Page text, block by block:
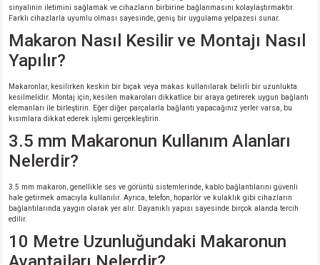
sinyalinin iletimini sağlamak ve cihazların birbirine bağlanmasını kolaylaştırmaktır.
Farklı cihazlarla uyumlu olması sayesinde, geniş bir uygulama yelpazesi sunar.
Makaron Nasıl Kesilir ve Montajı Nasıl
Yapılır?
Makaronlar, kesilirken keskin bir bıçak veya makas kullanılarak belirli bir uzunlukta
kesilmelidir. Montaj için, kesilen makaroları dikkatlice bir araya getirerek uygun bağlantı
elemanları ile birleştirin. Eğer diğer parçalarla bağlantı yapacağınız yerler varsa, bu
kısımlara dikkat ederek işlemi gerçekleştirin.
3.5 mm Makaronun Kullanım Alanları
Nelerdir?
3.5 mm makaron, genellikle ses ve görüntü sistemlerinde, kablo bağlantılarını güvenli
hale getirmek amacıyla kullanılır. Ayrıca, telefon, hoparlör ve kulaklık gibi cihazların
bağlantılarında yaygın olarak yer alır. Dayanıklı yapısı sayesinde birçok alanda tercih
edilir.
10 Metre Uzunluğundaki Makaronun